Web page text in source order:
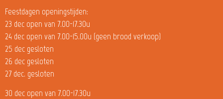
Feestdagen openingstijden:
23 dec open van 7.00-17.30u
24 dec open van 7.00-15.00u (geen brood verkoop)
25 dec gesloten
26 dec gesloten
27 dec. gesloten
30 dec open van 7.00-17.30u